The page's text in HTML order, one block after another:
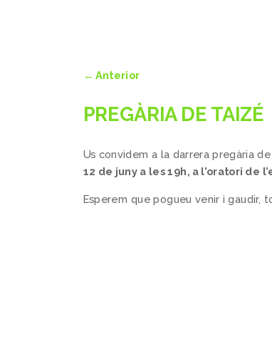
←Anterior
PREGÀRIA DE TAIZÉ
Us convidem a la darrera pregària
12 de juny a les 19h, a l’oratori de
Esperem que pogueu venir i gaudir,